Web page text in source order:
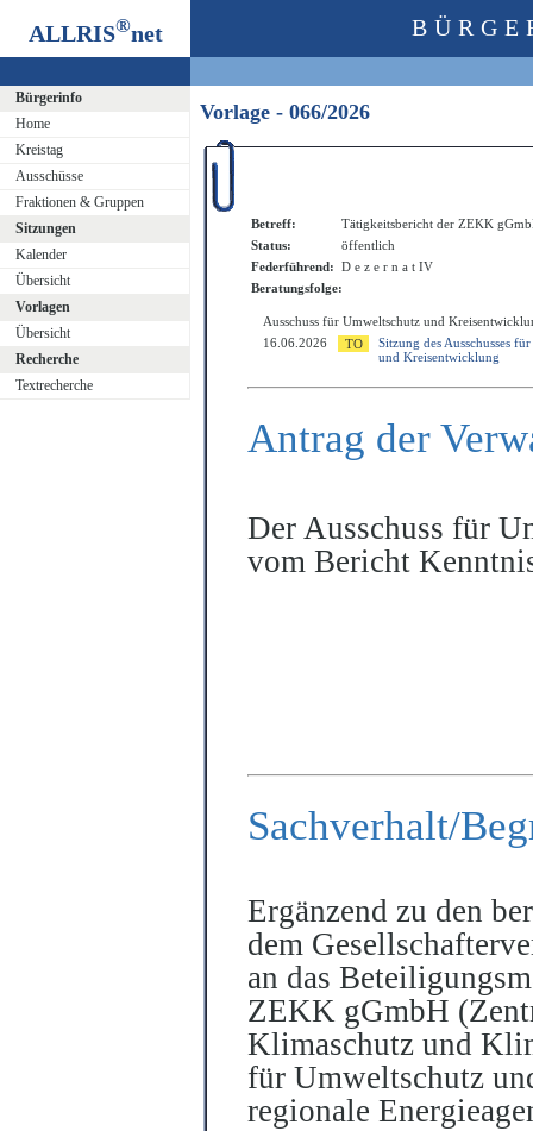
ALLRIS®net
Bürgerinfo
Home
Kreistag
Ausschüsse
Fraktionen & Gruppen
Sitzungen
Kalender
Übersicht
Vorlagen
Übersicht
Recherche
Textrecherche
Vorlage - 066/2026
Betreff:
Tätigkeitsbericht der ZEKK
Status:
öffentlich
Federführend: D e z e r n a t IV
Beratungsfolge:
Ausschuss für Umweltschutz und
16.06.2026
Sitzung des Ausschusses
und Kreisentwicklung
Antrag der
Der Ausschuss für
vom Bericht
Sachverhalt/
Ergänzend zu den
dem
an das
ZEKK gGmbH
Klimaschutz und
für Umweltschutz
regionale